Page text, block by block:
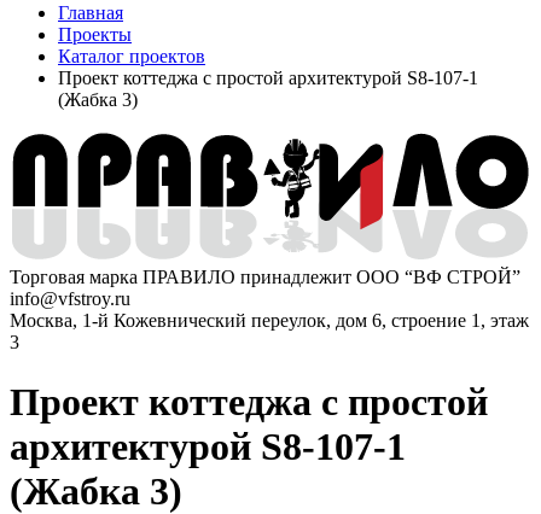
Главная
Проекты
Каталог проектов
Проект коттеджа с простой архитектурой S8-107-1
(Жабка 3)
Торговая марка ПРАВИЛО принадлежит ООО “ВФ СТРОЙ”
info@vfstroy.ru
Москва, 1-й Кожевнический переулок, дом 6, строение 1, этаж
3
Проект коттеджа с простой
архитектурой S8-107-1
(Жабка 3)